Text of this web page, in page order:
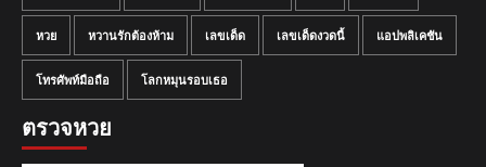
หวย หวานรักต้องห้าม เลขเด็ด เลขเด็ดงวดนี้ แอปพลิเคชัน
โทรศัพท์มือถือ โลกหมุนรอบเธอ
ตรวจหวย